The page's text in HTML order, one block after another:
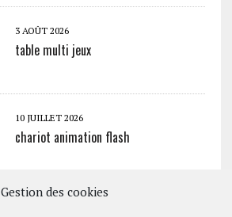
Gestion des cookies
3 AOÛT 2026
table multi jeux
10 JUILLET 2026
chariot animation flash